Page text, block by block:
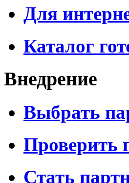
Для
Каталог
Внедрение
Выбрать
Проверить
Стать